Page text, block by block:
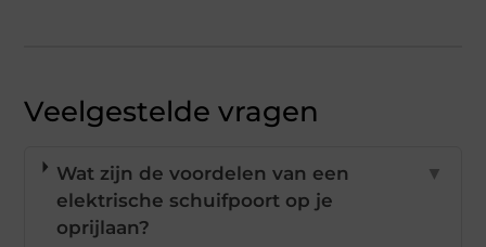
Veelgestelde vragen
Wat zijn de voordelen van een
elektrische schuifpoort op je
oprijlaan?
▼